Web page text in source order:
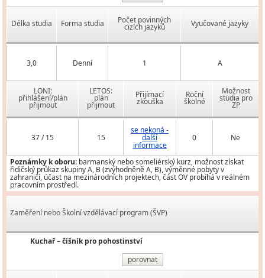
Délka studia Forma studia Počet povinných
cizích jazyků Vyučované jazyky
3,0 Denní 1 A
LONI:
přihlášení/plán
přijmout
LETOS:
plán
přijmout
Přijímací
zkouška
Roční
školné
Možnost
studia pro
ZP
37 / 15 15
se nekoná -
další
informace
0 Ne
Poznámky k oboru: barmanský nebo someliérský kurz, možnost získat
řidičský průkaz skupiny A, B (zvýhodněně A, B), výměnné pobyty v
zahraničí, účast na mezinárodních projektech, část OV probíhá v reálném
pracovním prostředí.
Zaměření nebo Školní vzdělávací program (ŠVP)
Kuchař – číšník pro pohostinství
porovnat